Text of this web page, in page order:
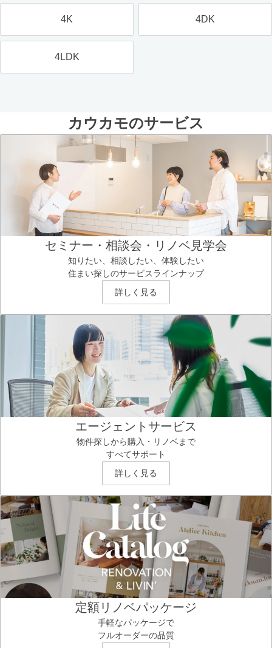
4K 4DK
4LDK
カウカモのサービス
セミナー・相談会・リノベ見学会
知りたい、相談したい、体験したい
住まい探しのサービスラインナップ
詳しく見る
エージェントサービス
物件探しから購入・リノベまで
すべてサポート
詳しく見る
定額リノベパッケージ
手軽なパッケージで
フルオーダーの品質